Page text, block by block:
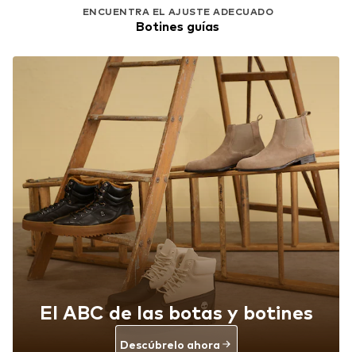
ENCUENTRA EL AJUSTE ADECUADO
Botines guías
El ABC de las botas y botines
Descúbrelo ahora